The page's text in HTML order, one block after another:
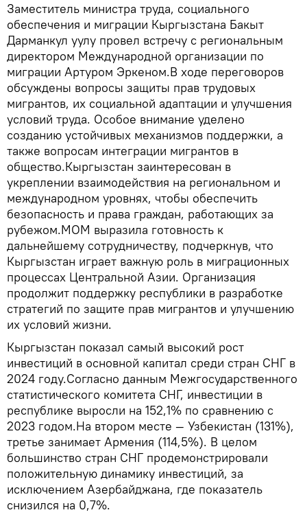
Заместитель министра труда, социального
обеспечения и миграции Кыргызстана Бакыт
Дарманкул уулу провел встречу с региональным
директором Международной организации по
миграции Артуром Эркеном.В ходе переговоров
обсуждены вопросы защиты прав трудовых
мигрантов, их социальной адаптации и улучшения
условий труда. Особое внимание уделено
созданию устойчивых механизмов поддержки, а
также вопросам интеграции мигрантов в
общество.Кыргызстан заинтересован в
укреплении взаимодействия на региональном и
международном уровнях, чтобы обеспечить
безопасность и права граждан, работающих за
рубежом.МОМ выразила готовность к
дальнейшему сотрудничеству, подчеркнув, что
Кыргызстан играет важную роль в миграционных
процессах Центральной Азии. Организация
продолжит поддержку республики в разработке
стратегий по защите прав мигрантов и улучшению
их условий жизни.
Кыргызстан показал самый высокий рост
инвестиций в основной капитал среди стран СНГ в
2024 году.Согласно данным Межгосударственного
статистического комитета СНГ, инвестиции в
республике выросли на 152,1% по сравнению с
2023 годом.На втором месте — Узбекистан (131%),
третье занимает Армения (114,5%). В целом
большинство стран СНГ продемонстрировали
положительную динамику инвестиций, за
исключением Азербайджана, где показатель
снизился на 0,7%.